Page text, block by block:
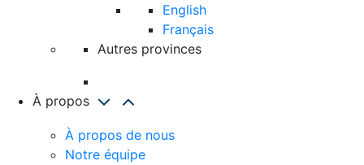
English
Français
Autres provinces
À propos
À propos de nous
Notre équipe